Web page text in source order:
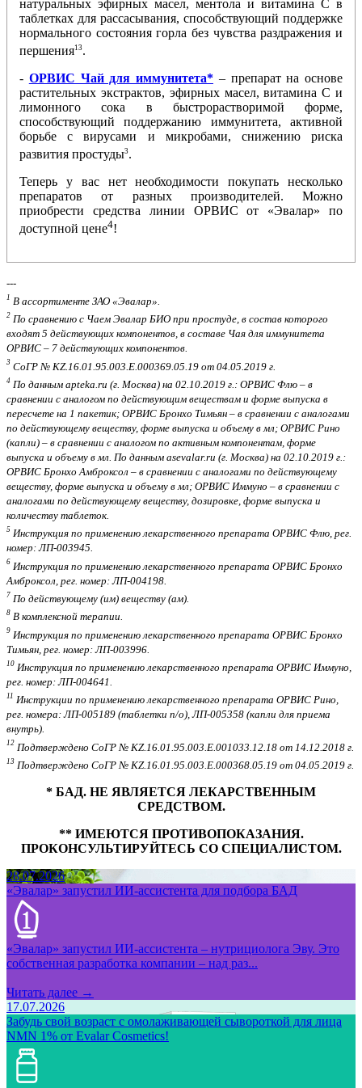
натуральных эфирных масел, ментола и витамина С в
таблетках для рассасывания, способствующий поддержке
нормального состояния горла без чувства раздражения и
першения13 .
- ОРВИС Чай для иммунитета* – препарат на основе
растительных экстрактов, эфирных масел, витамина С и
лимонного сока в быстрорастворимой форме,
способствующий поддержанию иммунитета, активной
борьбе с вирусами и микробами, снижению риска
развития простуды3 .
Теперь у вас нет необходимости покупать несколько
препаратов от разных производителей. Можно
приобрести средства линии ОРВИС от «Эвалар» по
доступной цене4!
---
1 В ассортименте ЗАО «Эвалар».
2 По сравнению с Чаем Эвалар БИО при простуде, в состав которого
входят 5 действующих компонентов, в составе Чая для иммунитета
ОРВИС – 7 действующих компонентов.
3 СоГР № KZ.16.01.95.003.Е.000369.05.19 от 04.05.2019 г.
4 По данным apteka.ru (г. Москва) на 02.10.2019 г.: ОРВИС Флю – в
сравнении с аналогом по действующим веществам и форме выпуска в
пересчете на 1 пакетик; ОРВИС Бронхо Тимьян – в сравнении с аналогами
по действующему веществу, форме выпуска и объему в мл; ОРВИС Рино
(капли) – в сравнении с аналогом по активным компонентам, форме
выпуска и объему в мл. По данным asevalar.ru (г. Москва) на 02.10.2019 г.:
ОРВИС Бронхо Амброксол – в сравнении с аналогами по действующему
веществу, форме выпуска и объему в мл; ОРВИС Иммуно – в сравнении с
аналогами по действующему веществу, дозировке, форме выпуска и
количеству таблеток.
5 Инструкция по применению лекарственного препарата ОРВИС Флю, рег.
номер: ЛП-003945.
6 Инструкция по применению лекарственного препарата ОРВИС Бронхо
Амброксол, рег. номер: ЛП-004198.
7 По действующему (им) веществу (ам).
8 В комплексной терапии.
9 Инструкция по применению лекарственного препарата ОРВИС Бронхо
Тимьян, рег. номер: ЛП-003996.
10 Инструкция по применению лекарственного препарата ОРВИС Иммуно,
рег. номер: ЛП-004641.
11 Инструкции по применению лекарственного препарата ОРВИС Рино,
рег. номера: ЛП-005189 (таблетки п/о), ЛП-005358 (капли для приема
внутрь).
12 Подтверждено СоГР № KZ.16.01.95.003.Е.001033.12.18 от 14.12.2018 г.
13 Подтверждено СоГР № KZ.16.01.95.003.Е.000368.05.19 от 04.05.2019 г.
* БАД. НЕ ЯВЛЯЕТСЯ ЛЕКАРСТВЕННЫМ
СРЕДСТВОМ.
** ИМЕЮТСЯ ПРОТИВОПОКАЗАНИЯ.
ПРОКОНСУЛЬТИРУЙТЕСЬ СО СПЕЦИАЛИСТОМ.
28.07.2026
«Эвалар» запустил ИИ-ассистента для подбора БАД
«Эвалар» запустил ИИ-ассистента – нутрициолога Эву. Это
собственная разработка компании – над раз...
Читать далее →
17.07.2026
Забудь свой возраст с омолаживающей сывороткой для лица
NMN 1% от Evalar Cosmetics!